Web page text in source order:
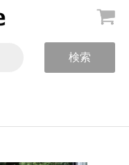
検索